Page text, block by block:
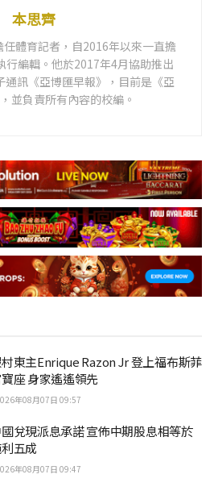
本思齊
體育記者，自2016年以來一直擔
行編輯。他於2017年4月協助推出
通訊《亞博匯早報》，目前是《亞
並負責所有內容的校編。
東主Enrique Razon Jr 登上福布斯菲
座 身家遙遙領先
年08月07日 09:57
兌現派息承諾 宣佈中期股息相等於
五成
年08月07日 09:47